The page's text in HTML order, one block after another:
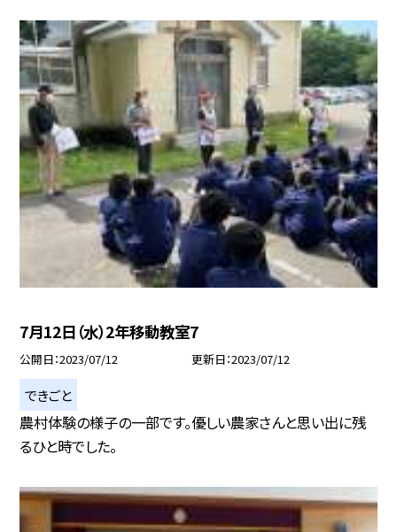
7月12日（水）2年移動教室7
公開日 2023/07/12 更新日 2023/07/12
できごと
農村体験の様子の一部です。優しい農家さんと思い出に残
るひと時でした。